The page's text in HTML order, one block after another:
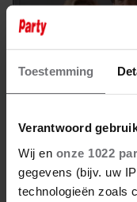
Toestemming
Verantwoord
Wij en onze 1022
gegevens (bijv. uw
technologieën zoals
18 maart 2025